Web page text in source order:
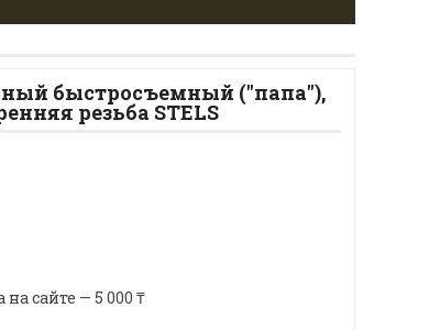
быстросъемный ("папа"),
резьба STELS
сайте — 5 000 ₸